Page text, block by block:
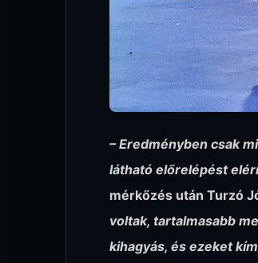
– Eredményben csak
látható előrelépést
mérkőzés után Turzó
voltak, tartalmasabb
kihagyás, és ezeket